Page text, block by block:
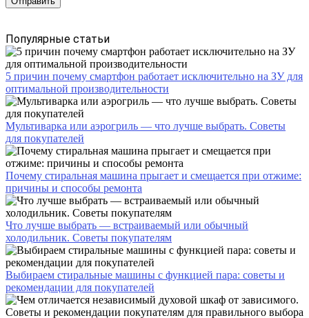
Популярные статьи
5 причин почему смартфон работает исключительно на ЗУ для
оптимальной производительности
Мультиварка или аэрогриль — что лучше выбрать. Советы
для покупателей
Почему стиральная машина прыгает и смещается при отжиме:
причины и способы ремонта
Что лучше выбрать — встраиваемый или обычный
холодильник. Советы покупателям
Выбираем стиральные машины с функцией пара: советы и
рекомендации для покупателей